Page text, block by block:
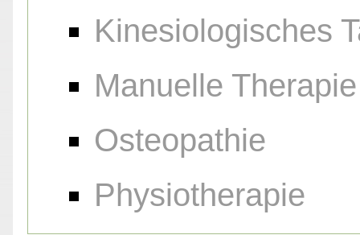
Kinesiologisches
Manuelle Therapie
Osteopathie
Physiotherapie